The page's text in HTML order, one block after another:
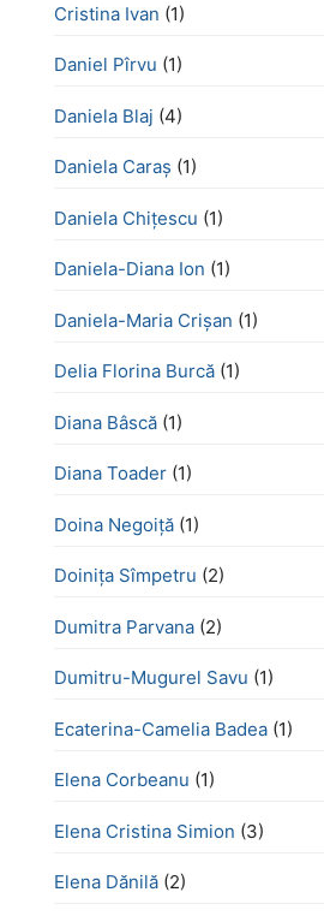
Cristina Ivan (1)
Daniel Pîrvu (1)
Daniela Blaj (4)
Daniela Caraș (1)
Daniela Chiţescu (1)
Daniela-Diana Ion (1)
Daniela-Maria Crișan (1)
Delia Florina Burcă (1)
Diana Bâscă (1)
Diana Toader (1)
Doina Negoiță (1)
Doinița Sîmpetru (2)
Dumitra Parvana (2)
Dumitru-Mugurel Savu (1)
Ecaterina-Camelia Badea (1)
Elena Corbeanu (1)
Elena Cristina Simion (3)
Elena Dănilă (2)